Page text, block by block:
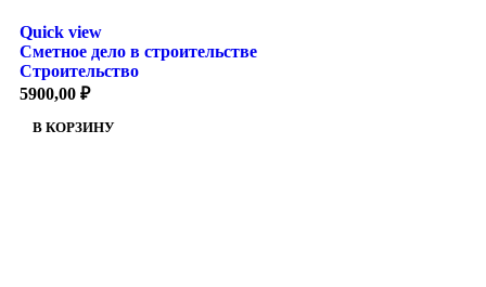
Quick view
Сметное дело в строительстве
Строительство
5900,00 ₽
В КОРЗИНУ